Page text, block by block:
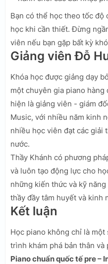
Bạn có thể học theo tốc độ
học khi cần thiết. Đừng
viên nếu bạn gặp bất kỳ
Giảng viên Đỗ
Khóa học được giảng dạy
một chuyên gia piano hàng
hiện là giảng viên - giám
Music, với nhiều năm kinh
nhiều học viên đạt các giải
nước.
Thầy Khánh có phương
và luôn tạo động lực cho
những kiến thức và kỹ
thầy đầy tâm huyết và kinh
Kết luận
Học piano không chỉ là
trình khám phá bản thân
Piano chuẩn quốc tế pre –